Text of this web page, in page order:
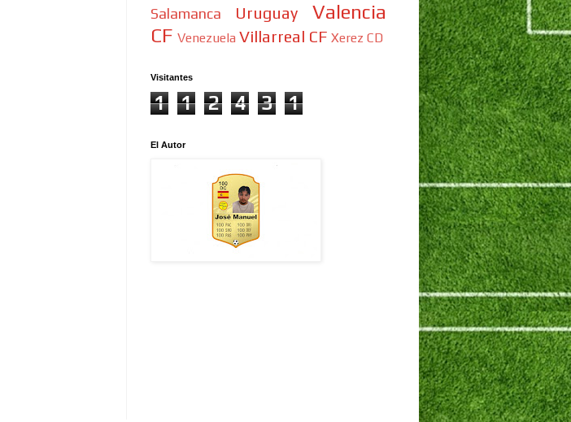
Salamanca
Uruguay
Valencia
CF Venezuela Villarreal CF Xerez CD
Visitantes
1 1 2 4 3 1
El Autor